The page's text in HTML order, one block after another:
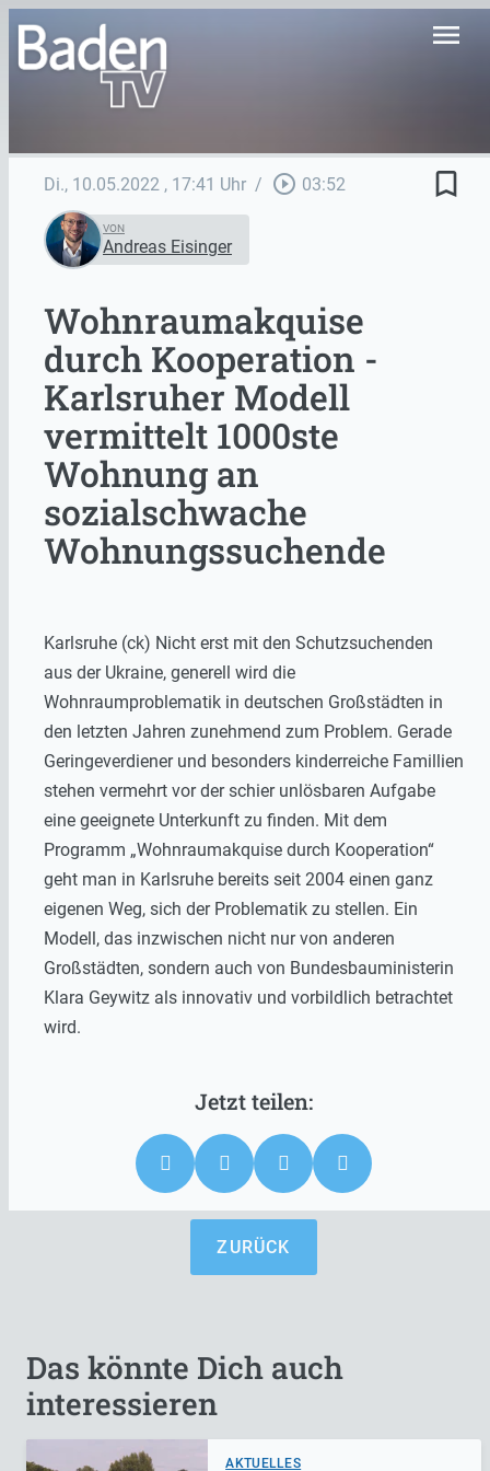
menu
Di., 10.05.2022 , 17:41 Uhr / play_circle_outline 03:52 bookmark_border
VON
Andreas Eisinger
Wohnraumakquise
durch Kooperation -
Karlsruher Modell
vermittelt 1000ste
Wohnung an
sozialschwache
Wohnungssuchende
Karlsruhe (ck) Nicht erst mit den Schutzsuchenden
aus der Ukraine, generell wird die
Wohnraumproblematik in deutschen Großstädten in
den letzten Jahren zunehmend zum Problem. Gerade
Geringeverdiener und besonders kinderreiche Famillien
stehen vermehrt vor der schier unlösbaren Aufgabe
eine geeignete Unterkunft zu finden. Mit dem
Programm „Wohnraumakquise durch Kooperation“
geht man in Karlsruhe bereits seit 2004 einen ganz
eigenen Weg, sich der Problematik zu stellen. Ein
Modell, das inzwischen nicht nur von anderen
Großstädten, sondern auch von Bundesbauministerin
Klara Geywitz als innovativ und vorbildlich betrachtet
wird.
ZURÜCK
Das könnte Dich auch
interessieren
AKTUELLES